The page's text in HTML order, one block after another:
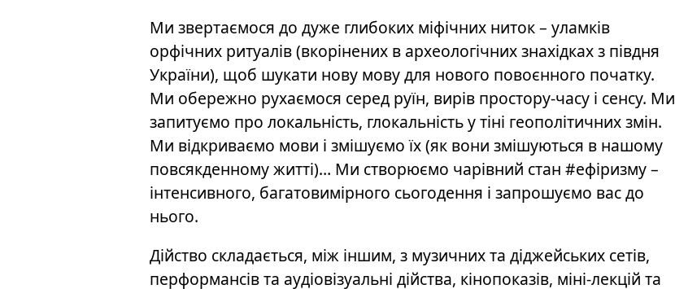
Ми звертаємося до дуже глибоких міфічних ниток – уламків
орфічних ритуалів (вкорінених в археологічних знахідках з півдня
України), щоб шукати нову мову для нового повоєнного початку.
Ми обережно рухаємося серед руїн, вирів простору-часу і сенсу. Ми
запитуємо про локальність, глокальність у тіні геополітичних змін.
Ми відкриваємо мови і змішуємо їх (як вони змішуються в нашому
повсякденному житті)… Ми створюємо чарівний стан #ефіризму –
інтенсивного, багатовимірного сьогодення і запрошуємо вас до
нього.
Дійство складається, між іншим, з музичних та діджейських сетів,
перформансів та аудіовізуальні дійства, кінопоказів, міні-лекцій та